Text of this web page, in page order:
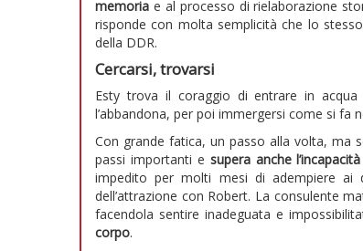
memoria e al processo di rielaborazione
risponde con molta semplicità che lo
della DDR.
Cercarsi, trovarsi
Esty trova il coraggio di entrare in
l’abbandona, per poi immergersi come si fa
Con grande fatica, un passo alla volta, ma
passi importanti e supera anche
impedito per molti mesi di adempiere ai
dell’attrazione con Robert. La consulente
facendola sentire inadeguata e
corpo.